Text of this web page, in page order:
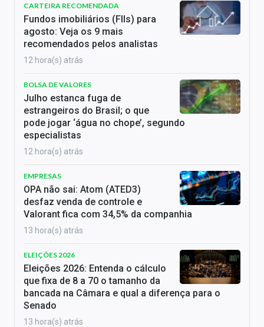
CARTEIRA RECOMENDADA
Fundos imobiliários (FIIs) para
agosto: Veja os 9 mais
recomendados pelos analistas
12 hora(s) atrás
BOLSA DE VALORES
Julho estanca fuga de
estrangeiros do Brasil; o que
pode jogar ‘água no chope’, segundo
especialistas
12 hora(s) atrás
EMPRESAS
OPA não sai: Atom (ATED3)
desfaz venda de controle e
Valorant fica com 34,5% da companhia
13 hora(s) atrás
ELEIÇÕES 2026
Eleições 2026: Entenda o cálculo
que fixa de 8 a 70 o tamanho da
bancada na Câmara e qual a diferença para o
Senado
13 hora(s) atrás